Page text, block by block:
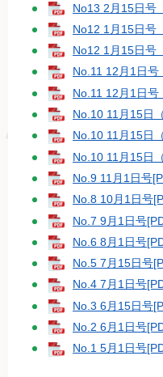
No13 2月15日号
No12 1月15日号
No12 1月15日号
No.11 12月1日
No.11 12月1日
No.10 11月15日
No.10 11月15日
No.10 11月15日
No.9 11月1日号
No.8 10月1日号
No.7 9月1日号
No.6 8月1日号
No.5 7月15日号
No.4 7月1日号
No.3 6月15日号
No.2 6月1日号
No.1 5月1日号